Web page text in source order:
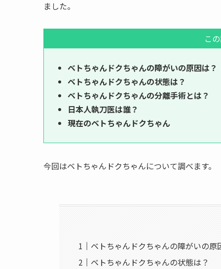
ました。
こ
ベトちゃんドクちゃんの障がいの原因は？
ベトちゃんドクちゃんの状態は？
ベトちゃんドクちゃんの分離手術とは？
日本人執刀医は誰？
現在のベトちゃんドクちゃん
今回はベトちゃんドクちゃんについて調べます。
ベトちゃんドクちゃんの障がいの原
ベトちゃんドクちゃんの状態は？